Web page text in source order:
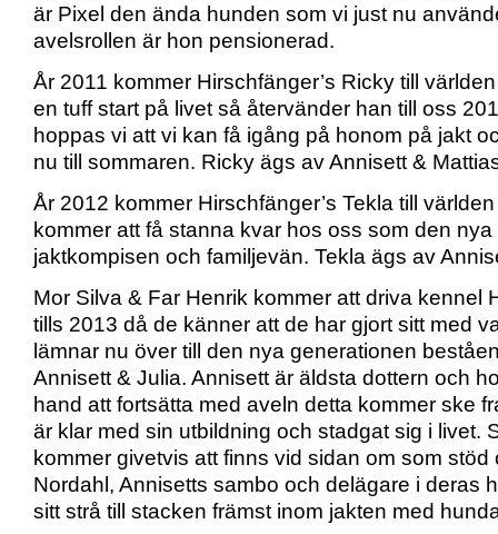
är Pixel den ända hunden som vi just nu
avelsrollen är hon pensionerad.
År 2011 kommer Hirschfänger’s Ricky till
en tuff start på livet så återvänder han till oss
hoppas vi att vi kan få igång på honom på jakt
nu till sommaren. Ricky ägs av Annisett &
År 2012 kommer Hirschfänger’s Tekla till
kommer att få stanna kvar hos oss som den
jaktkompisen och familjevän. Tekla ägs av
Mor Silva & Far Henrik kommer att driva kennel
tills 2013 då de känner att de har gjort sitt med
lämnar nu över till den nya generationen
Annisett & Julia. Annisett är äldsta dottern och
hand att fortsätta med aveln detta kommer ske
är klar med sin utbildning och stadgat sig i livet.
kommer givetvis att finns vid sidan om som stöd
Nordahl, Annisetts sambo och delägare i deras
sitt strå till stacken främst inom jakten med